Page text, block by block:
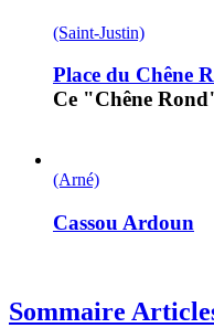
(Saint-Justin)
Place du Chêne
Ce "Chêne
(Arné)
Cassou Ardoun
Sommaire